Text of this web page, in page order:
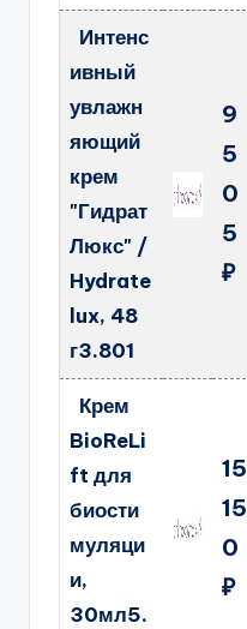
Интенс
ивный
увлажн
яющий
крем
"Гидрат
Люкс" /
Hydrate
lux, 48
г3.801
9
5
0
5
₽
Крем
BioReLi
ft для
биости
муляци
и,
30мл5.
15
15
0
₽